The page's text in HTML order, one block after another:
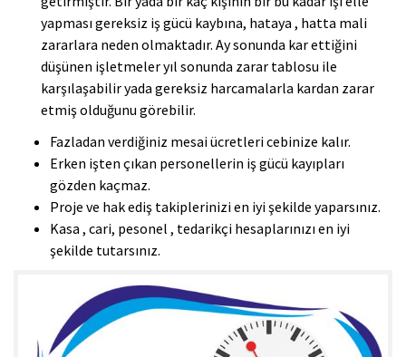
yapması gereksiz iş gücü kaybına, hataya , hatta mali
zararlara neden olmaktadır. Ay sonunda kar ettiğini
düşünen işletmeler yıl sonunda zarar tablosu ile
karşılaşabilir yada gereksiz harcamalarla kardan zarar
etmiş olduğunu görebilir.
Fazladan verdiğiniz mesai ücretleri cebinize kalır.
Erken işten çıkan personellerin iş gücü kayıpları
gözden kaçmaz.
Proje ve hak ediş takiplerinizi en iyi şekilde yaparsınız.
Kasa , cari, pesonel , tedarikçi hesaplarınızı en iyi
şekilde tutarsınız.